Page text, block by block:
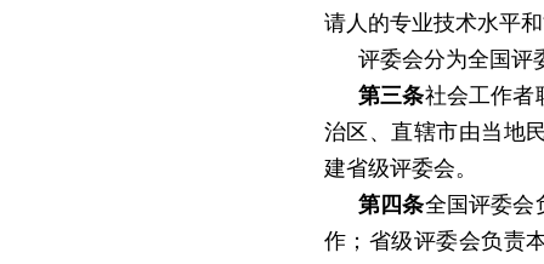
请人的专业技术水平
评委会分为全国评
第三条社会工作者
治区、直辖市由当地
建省级评委会。
第四条全国评委会
作；省级评委会负责